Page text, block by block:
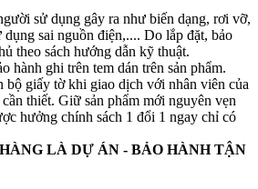
sử dụng gây ra như biến dạng, rơi vỡ,
dụng sai nguồn điện,.... Do lắp đặt, bảo
theo sách hướng dẫn kỹ thuật.
hành ghi trên tem dán trên sản phẩm.
bộ giấy tờ khi giao dịch với nhân viên của
thiết. Giữ sản phẩm mới nguyên vẹn
hưởng chính sách 1 đổi 1 ngay chỉ có
LÀ DỰ ÁN - BẢO HÀNH TẬN